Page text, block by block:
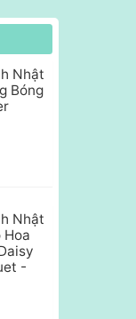
Nhật
Bóng
Nhật
Hoa
-